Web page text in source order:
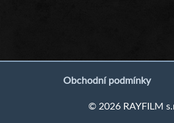
Obchodní podmínky
© 2026 RAYFILM